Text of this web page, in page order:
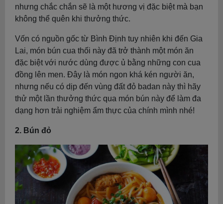
nhưng chắc chắn sẽ là một hương vị đặc biệt mà bạn
không thể quên khi thưởng thức.
Vốn có nguồn gốc từ Bình Định tuy nhiên khi đến Gia
Lai, món bún cua thối này đã trở thành một món ăn
đặc biệt với nước dùng được ủ bằng những con cua
đồng lên men. Đây là món ngon khá kén người ăn,
nhưng nếu có dịp đến vùng đất đỏ badan này thì hãy
thử một lần thưởng thức qua món bún này để làm đa
dạng hơn trải nghiệm ẩm thực của chính mình nhé!
2. Bún đỏ